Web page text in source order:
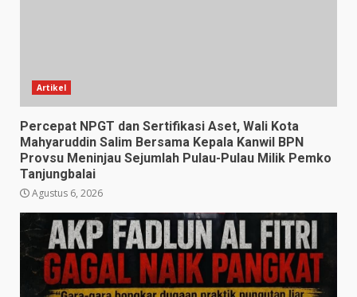
Artikel
Percepat NPGT dan Sertifikasi Aset, Wali Kota
Mahyaruddin Salim Bersama Kepala Kanwil BPN
Provsu Meninjau Sejumlah Pulau-Pulau Milik Pemko
Tanjungbalai
Agustus 6, 2026